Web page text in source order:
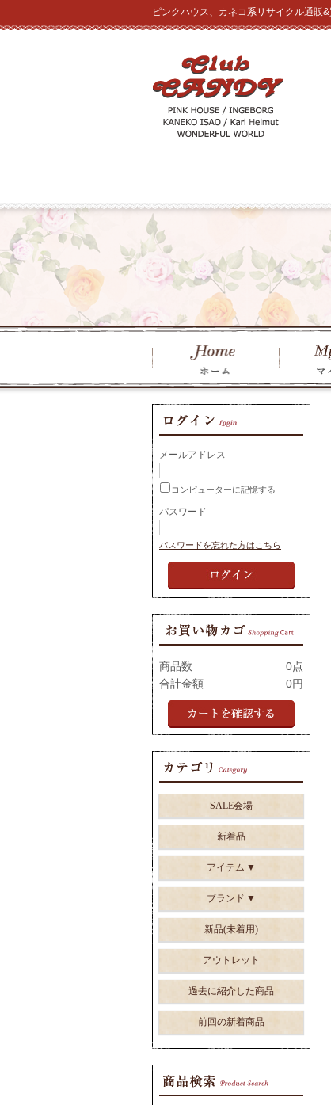
ピンクハウス、カネコ系リサイクル通販&
メールアドレス
コンピューターに記憶する
パスワード
パスワードを忘れた方はこちら
商品数
0点
合計金額
0円
SALE会場
新着品
アイテム
ブランド
新品(未着用)
アウトレット
過去に紹介した商品
前回の新着商品